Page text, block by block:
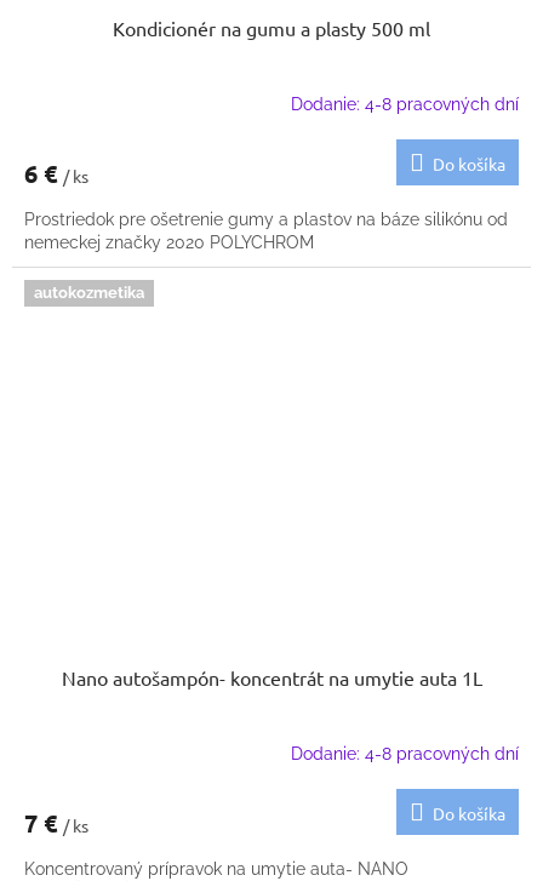
Kondicionér na gumu a plasty 500 ml
Dodanie: 4-8 pracovných dní
6 € / ks
Do košíka
Prostriedok pre ošetrenie gumy a plastov na báze silikónu od
nemeckej značky 2020 POLYCHROM
autokozmetika
Nano autošampón- koncentrát na umytie auta 1L
Dodanie: 4-8 pracovných dní
7 € / ks
Do košíka
Koncentrovaný prípravok na umytie auta- NANO